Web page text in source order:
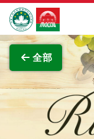
跳至主内容
澳门特别行政区政
全部